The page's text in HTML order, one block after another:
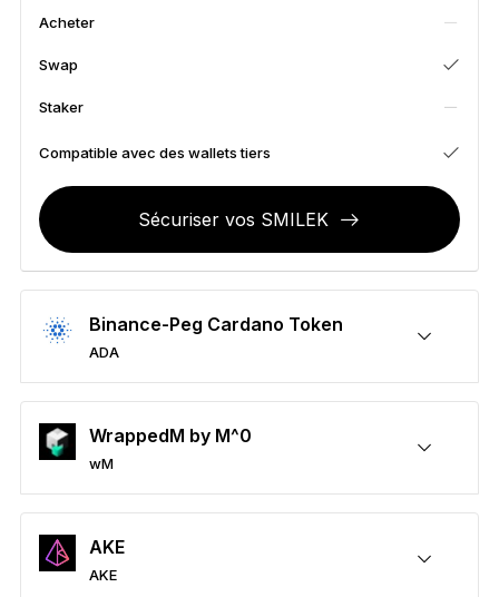
Wallets physiques
Bundles et packs
Accessoires
Solutions de récupération
Éditions limitées
Voir tout
Acheter
Swap
Staker
Compatible avec des wallets tiers
Sécuriser vos SMILEK
Binance-Peg Cardano Token
ADA
Envoyer/Recevoir
Acheter
Swap
Staker
Compatible avec des wallets tiers
Sécuriser vos ADA
WrappedM by M^0
wM
Envoyer/Recevoir
Acheter
Swap
Staker
Compatible avec des wallets tiers
Sécuriser vos wM
AKE
AKE